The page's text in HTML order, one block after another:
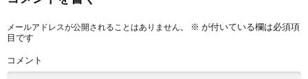
メールアドレスが公開されることはありません。 ※ が付いている欄は必須項
目です
コメント